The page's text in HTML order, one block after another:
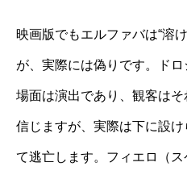
映画版でもエルファバは“溶
が、実際には偽りです。ド
場面は演出であり、観客は
信じますが、実際は下に設
て逃亡します。フィエロ（